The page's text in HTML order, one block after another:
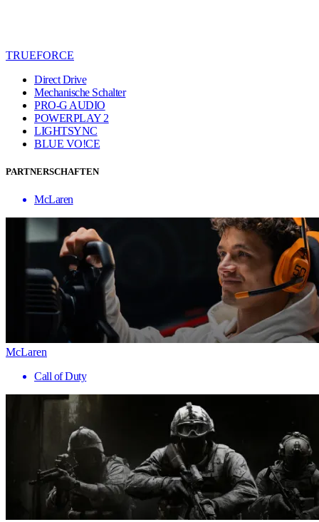
TRUEFORCE
Direct Drive
Mechanische Schalter
PRO-G AUDIO
POWERPLAY 2
LIGHTSYNC
BLUE VO!CE
PARTNERSCHAFTEN
McLaren
McLaren
Call of Duty